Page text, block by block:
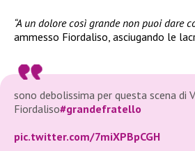
“A un dolore così grande non puoi dare
ammesso Fiordaliso, asciugando le
sono debolissima per questa scena di
Fiordaliso#grandefratello
pic.twitter.com/7miXPBpCGH